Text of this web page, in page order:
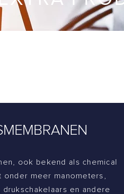
ook bekend als chemical
onder meer manometers,
en andere